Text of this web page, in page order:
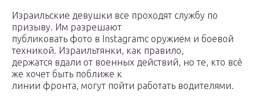
Израильские девушки все проходят службу по
призыву. Им разрешают
публиковать фото в Instagramс оружием и боевой
техникой. Израильтянки, как правило,
держатся вдали от военных действий, но те, кто всё
же хочет быть поближе к
линии фронта, могут пойти работать водителями.